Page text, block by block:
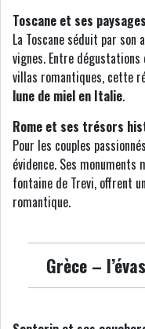
Toscane et ses
La Toscane séduit par
vignes. Entre
villas romantiques, cette
lune de miel en Italie.
Rome et ses trésors
Pour les couples
évidence. Ses monuments
fontaine de Trevi, offrent
romantique.
Grèce –